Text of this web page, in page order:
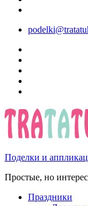
Поделки и
Простые, но
Праздники